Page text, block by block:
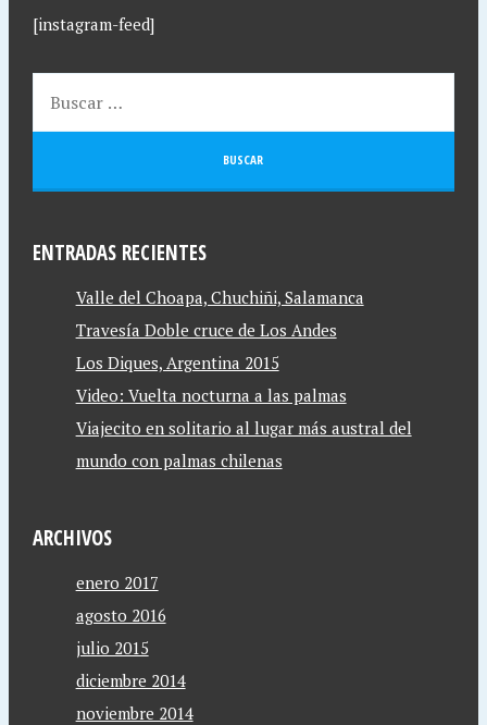
[instagram-feed]
ENTRADAS RECIENTES
Valle del Choapa, Chuchiñi, Salamanca
Travesía Doble cruce de Los Andes
Los Diques, Argentina 2015
Video: Vuelta nocturna a las palmas
Viajecito en solitario al lugar más austral del
mundo con palmas chilenas
ARCHIVOS
enero 2017
agosto 2016
julio 2015
diciembre 2014
noviembre 2014